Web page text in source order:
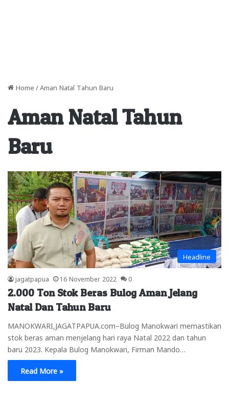
Home / Aman Natal Tahun Baru
Aman Natal Tahun
Baru
Headline
jagatpapua 16 November 2022 0
2.000 Ton Stok Beras Bulog Aman Jelang
Natal Dan Tahun Baru
MANOKWARI,JAGATPAPUA.com–Bulog Manokwari memastikan
stok beras aman menjelang hari raya Natal 2022 dan tahun
baru 2023. Kepala Bulog Manokwari, Firman Mando…
Read More »